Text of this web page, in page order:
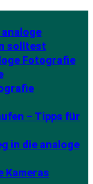
solltest
Fotografie
– Tipps für
in die analoge
Kameras